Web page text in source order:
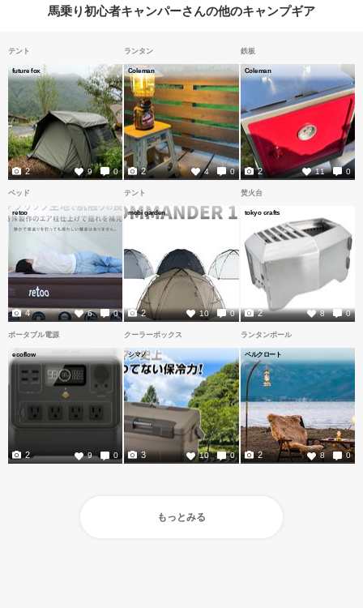
馬乗り初心者キャンパーさんの他のキャンプギア
テント
future fox
9 0
2
ランタン
Coleman
4 0
2
鉄板
Coleman
11 0
2
ベッド
retoo
6 0
4
テント
mobi garden
10 0
2
焚火台
tokyo crafts
8 0
2
ポータブル電源
ecoflow
9 0
2
クーラーボックス
シマノ
10 0
3
ランタンポール
ベルクロート
8 0
2
もっとみる